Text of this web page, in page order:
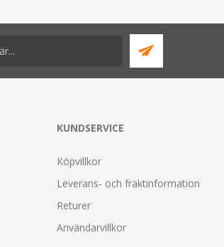
KUNDSERVICE
Köpvillkor
Leverans- och fraktinformation
Returer
Användarvillkor